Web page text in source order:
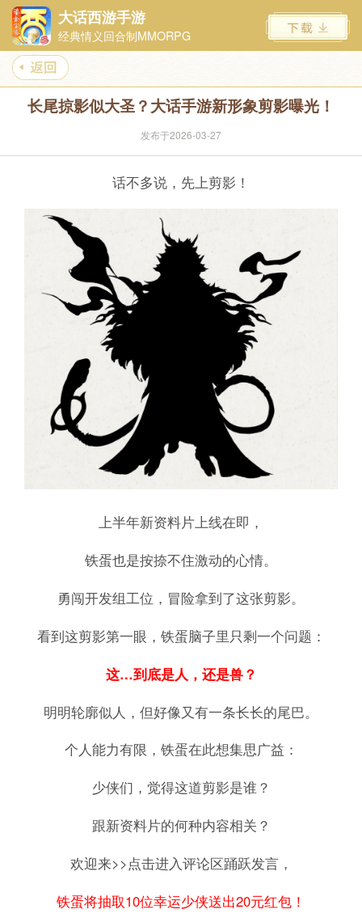
大话西游手游
经典情义回合制MMORPG
长尾掠影似大圣？大话手游新形象剪影曝光！
发布于2026-03-27
话不多说，先上剪影！
上半年新资料片上线在即，
铁蛋也是按捺不住激动的心情。
勇闯开发组工位，冒险拿到了这张剪影。
看到这剪影第一眼，铁蛋脑子里只剩一个问题：
这…到底是人，还是兽？
明明轮廓似人，但好像又有一条长长的尾巴。
个人能力有限，铁蛋在此想集思广益：
少侠们，觉得这道剪影是谁？
跟新资料片的何种内容相关？
欢迎来>>点击进入评论区踊跃发言，
铁蛋将抽取10位幸运少侠送出20元红包！